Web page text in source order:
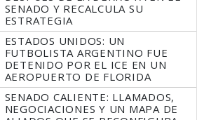
SENADO Y RECALCULA SU
ESTRATEGIA
ESTADOS UNIDOS: UN
FUTBOLISTA ARGENTINO FUE
DETENIDO POR EL ICE EN UN
AEROPUERTO DE FLORIDA
SENADO CALIENTE: LLAMADOS,
NEGOCIACIONES Y UN MAPA DE